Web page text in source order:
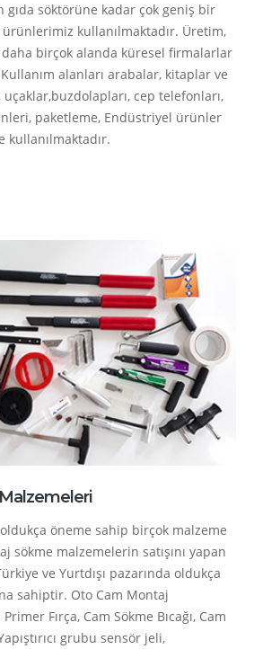
gıda söktörüne kadar çok geniş bir
kullanılmaktadır. Üretim,
birçok alanda küresel firmalarlar
Kullanım alanları arabalar, kitaplar ve
cep telefonları,
paketleme, Endüstriyel ürünler
kullanılmaktadır.
öneme sahip birçok malzeme
sökme malzemelerin satışını yapan
ve Yurtdışı pazarında oldukça
sahiptir. Oto Cam Montaj
Fırça, Cam Sökme Bıcağı, Cam
grubu sensör jeli,